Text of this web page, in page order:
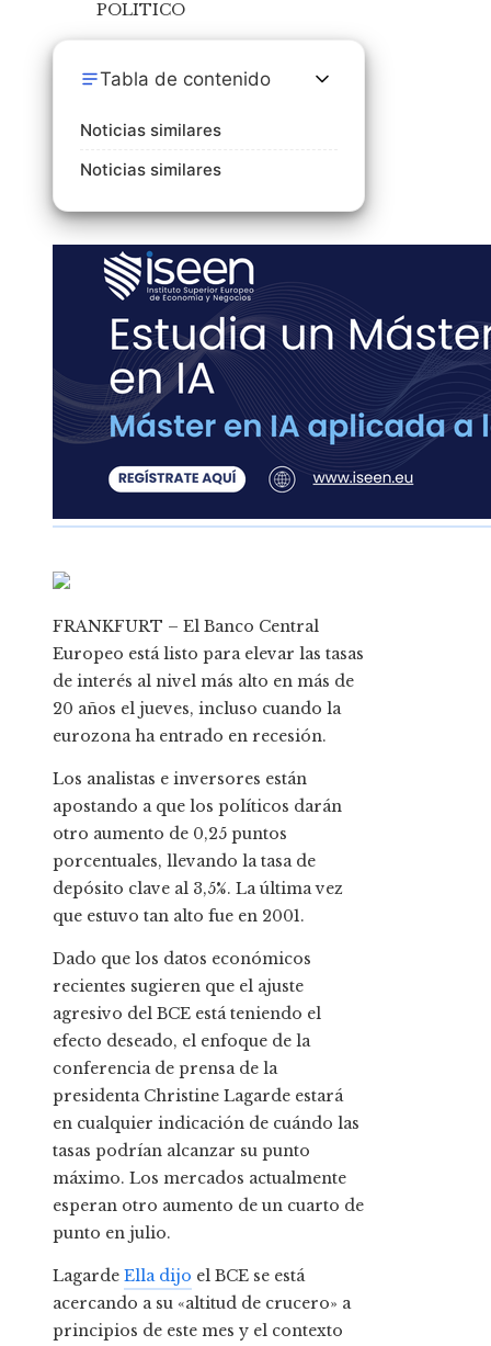
Tabla de contenido
Noticias similares
Noticias similares
FRANKFURT – El Banco Central
Europeo está listo para elevar las tasas
de interés al nivel más alto en más de
20 años el jueves, incluso cuando la
eurozona ha entrado en recesión.
Los analistas e inversores están
apostando a que los políticos darán
otro aumento de 0,25 puntos
porcentuales, llevando la tasa de
depósito clave al 3,5%. La última vez
que estuvo tan alto fue en 2001.
Dado que los datos económicos
recientes sugieren que el ajuste
agresivo del BCE está teniendo el
efecto deseado, el enfoque de la
conferencia de prensa de la
presidenta Christine Lagarde estará
en cualquier indicación de cuándo las
tasas podrían alcanzar su punto
máximo. Los mercados actualmente
esperan otro aumento de un cuarto de
punto en julio.
Lagarde Ella dijo el BCE se está
acercando a su «altitud de crucero» a
principios de este mes y el contexto